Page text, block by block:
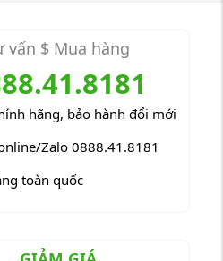
vấn $ Mua hàng
hãng, bảo hành đổi mới
Zalo 0888.41.8181
toàn quốc